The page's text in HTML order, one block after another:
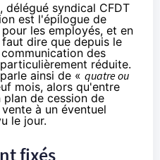
délégué syndical CFDT
est l'épilogue de
les employés, et en
dire que depuis le
des
réduite.
ainsi de « quatreou
mois, alors qu'entre
plan de cession de
à un éventuel
le jour.
fixés